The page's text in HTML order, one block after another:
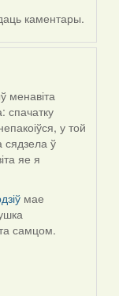
каментары.
менавіта
спачатку
у той
сядзела ў
яе я
мае
самцом.